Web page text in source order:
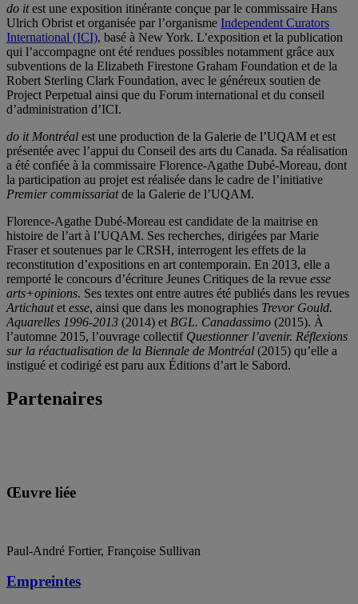
do itest une exposition itinérante conçue par le commissaire Hans
Ulrich Obrist et organisée par l’organisme Independent Curators
International (ICI), basé à New York. L’exposition et la publication
qui l’accompagne ont été rendues possibles notamment grâce aux
subventions de la Elizabeth Firestone Graham Foundation et de la
Robert Sterling Clark Foundation, avec le généreux soutien de
Project Perpetual ainsi que du Forum international et du conseil
d’administration d’ICI.
do it Montréal est une production de la Galerie de l’UQAM et est
présentée avec l’appui du Conseil des arts du Canada. Sa réalisation
a été confiée à la commissaire Florence-Agathe Dubé-Moreau, dont
la participation au projet est réalisée dans le cadre de l’initiative
Premier commissariatde la Galerie de l’UQAM.
Florence-Agathe Dubé-Moreau est candidate de la maitrise en
histoire de l’art à l’UQAM. Ses recherches, dirigées par Marie
Fraser et soutenues par le CRSH, interrogent les effets de la
reconstitution d’expositions en art contemporain. En 2013, elle a
remporté le concours d’écriture Jeunes Critiques de la revue esse
arts+opinions. Ses textes ont entre autres été publiés dans les revues
Artichautet esse, ainsi que dans les monographies Trevor Gould.
Aquarelles 1996-2013 (2014) et BGL. Canadassimo (2015). À
l’automne 2015, l’ouvrage collectif Questionner l’avenir. Réflexions
sur la réactualisation de la Biennale de Montréal (2015) qu’elle a
instigué et codirigé est paru aux Éditions d’art le Sabord.
Partenaires
Œuvre liée
Paul-André Fortier, Françoise Sullivan
Empreintes